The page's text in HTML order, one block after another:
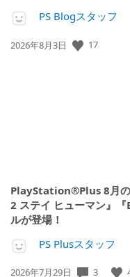
PS Blogスタッフ
公
2026年8月3日 17
PlayStation®Plus 8月の
2 ステイ ヒューマン』
ルが登場！
PS Plusスタッフ
公
2026年7月29日 3